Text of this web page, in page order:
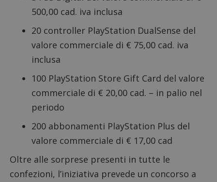
500,00 cad. iva inclusa
20 controller PlayStation DualSense del
valore commerciale di € 75,00 cad. iva
inclusa
100 PlayStation Store Gift Card del valore
commerciale di € 20,00 cad. – in palio nel
periodo
200 abbonamenti PlayStation Plus del
valore commerciale di € 17,00 cad
Oltre alle sorprese presenti in tutte le
confezioni, l’iniziativa prevede un concorso a